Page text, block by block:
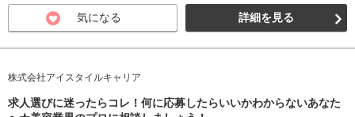
気になる 詳細を見る
株式会社アイスタイルキャリア
求人選びに迷ったらコレ！何に応募したらいいかわからないあなた